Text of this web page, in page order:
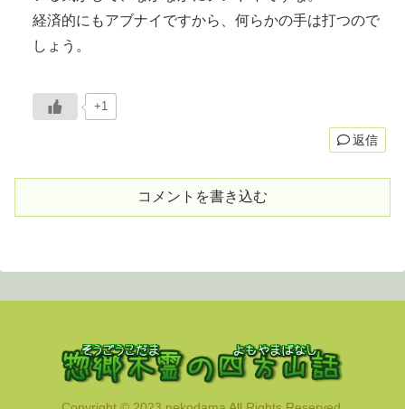
経済的にもアブナイですから、何らかの手は打つので
しょう。
+1
返信
コメントを書き込む